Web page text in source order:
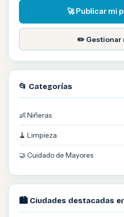
🚀 Publicar mi
✏️ Gestionar
📂 Categorías
👶 Niñeras
🧹 Limpieza
🤝 Cuidado de Mayores
🏙️ Ciudades destacadas